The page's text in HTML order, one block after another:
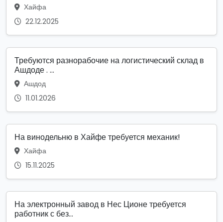
Хайфа
22.12.2025
Требуются разнорабочие на логистический склад в
Ашдоде . ...
Ашдод
11.01.2026
На винодельню в Хайфе требуется механик!
Хайфа
15.11.2025
На электронный завод в Нес Ционе требуется
работник с без...